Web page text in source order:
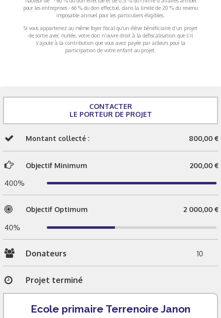
pour les entreprises - 66 % du don effectué, dans la limite de 20 % du revenu
imposable annuel pour les particuliers éligibles.
Si vous appartenez au même foyer fiscal qu’un élève bénéficiaire d’un projet
de sortie avec nuitée, votre don n’ouvre droit à la défiscalisation que s’il
s’ajoute à la contribution que vous avez payée par ailleurs pour la
participation de votre enfant au projet.
CONTACTER
LE PORTEUR DE PROJET
Montant collecté : 800,00 €
Objectif Minimum 200,00 €
400%
Objectif Optimum 2 000,00 €
40%
Donateurs 10
Projet terminé
Ecole primaire Terrenoire Janon